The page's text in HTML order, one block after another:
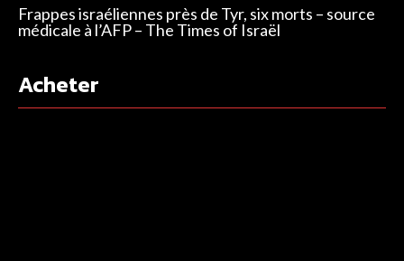
Frappes israéliennes près de Tyr, six morts – source
médicale à l’AFP – The Times of Israël
Acheter